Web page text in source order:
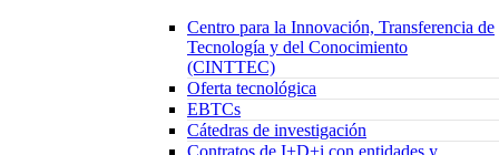
Centro para la Innovación, Transferencia de
Tecnología y del Conocimiento
(CINTTEC)
Oferta tecnológica
EBTCs
Cátedras de investigación
Contratos de I+D+i con entidades y